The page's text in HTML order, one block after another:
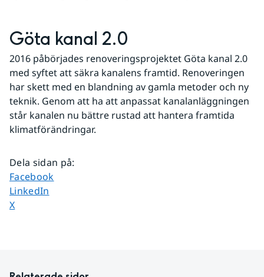
Göta kanal 2.0
2016 påbörjades renoveringsprojektet Göta kanal 2.0
med syftet att säkra kanalens framtid. Renoveringen
har skett med en blandning av gamla metoder och ny
teknik. Genom att ha att anpassat kanalanläggningen
står kanalen nu bättre rustad att hantera framtida
klimatförändringar.
Dela sidan på:
Dela sidan på
Facebook
Dela sidan på
LinkedIn
Dela sidan på
X